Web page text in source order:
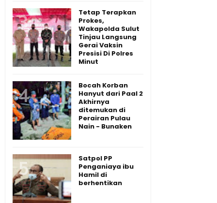
Tetap Terapkan
Prokes,
Wakapolda Sulut
Tinjau Langsung
Gerai Vaksin
Presisi Di Polres
Minut
Bocah Korban
Hanyut dari Paal 2
Akhirnya
ditemukan di
Perairan Pulau
Nain - Bunaken
Satpol PP
Penganiaya ibu
Hamil di
berhentikan